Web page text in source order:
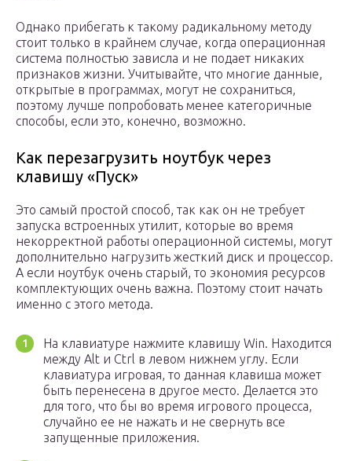
Однако прибегать к такому радикальному методу
стоит только в крайнем случае, когда операционная
система полностью зависла и не подает никаких
признаков жизни. Учитывайте, что многие данные,
открытые в программах, могут не сохраниться,
поэтому лучше попробовать менее категоричные
способы, если это, конечно, возможно.
Как перезагрузить ноутбук через
клавишу «Пуск»
Это самый простой способ, так как он не требует
запуска встроенных утилит, которые во время
некорректной работы операционной системы, могут
дополнительно нагрузить жесткий диск и процессор.
А если ноутбук очень старый, то экономия ресурсов
комплектующих очень важна. Поэтому стоит начать
именно с этого метода.
На клавиатуре нажмите клавишу Win. Находится
между Alt и Ctrl в левом нижнем углу. Если
клавиатура игровая, то данная клавиша может
быть перенесена в другое место. Делается это
для того, что бы во время игрового процесса,
случайно ее не нажать и не свернуть все
запущенные приложения.